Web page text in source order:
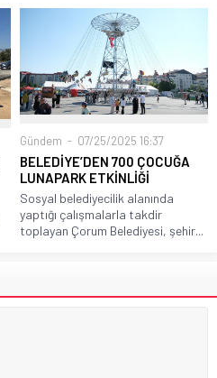
Gündem 07/25/2025 16:37
BELEDİYE’DEN 700 ÇOCUĞA
LUNAPARK ETKİNLİĞİ
Sosyal belediyecilik alanında
yaptığı çalışmalarla takdir
toplayan Çorum Belediyesi, şehir...